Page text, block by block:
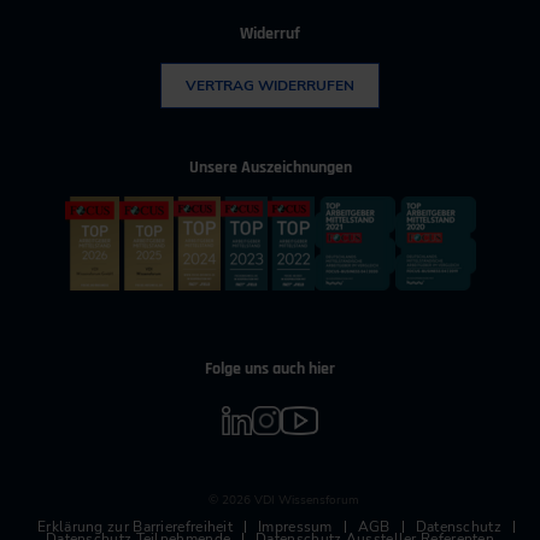
Widerruf
VERTRAG WIDERRUFEN
Unsere Auszeichnungen
Folge uns auch hier
© 2026 VDI Wissensforum
Erklärung zur Barrierefreiheit Impressum AGB Datenschutz